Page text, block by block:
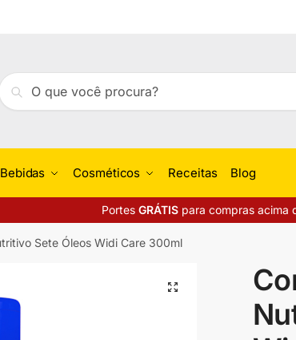
Pesquisar
por:
Pesquisa
Bebidas Cosméticos Receitas Blog
Portes GRÁTISpara compras acima
Sete Óleos Widi Care 300ml
🔍